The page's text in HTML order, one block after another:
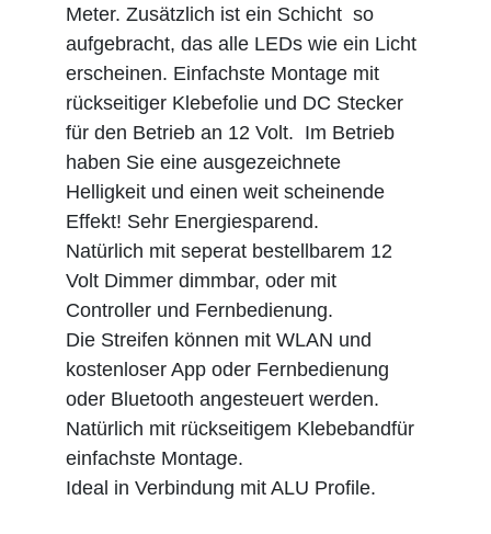
Meter. Zusätzlich ist ein Schicht so
aufgebracht, das alle LEDs wie ein Licht
erscheinen. Einfachste Montage mit
rückseitiger Klebefolie und DC Stecker
für den Betrieb an 12 Volt. Im Betrieb
haben Sie eine ausgezeichnete
Helligkeit und einen weit scheinende
Effekt! Sehr Energiesparend.
Natürlich mit seperat bestellbarem 12
Volt Dimmer dimmbar, oder mit
Controller und Fernbedienung.
Die Streifen können mit WLAN und
kostenloser App oder Fernbedienung
oder Bluetooth angesteuert werden.
Natürlich mit rückseitigem Klebebandfür
einfachste Montage.
Ideal in Verbindung mit ALU Profile.